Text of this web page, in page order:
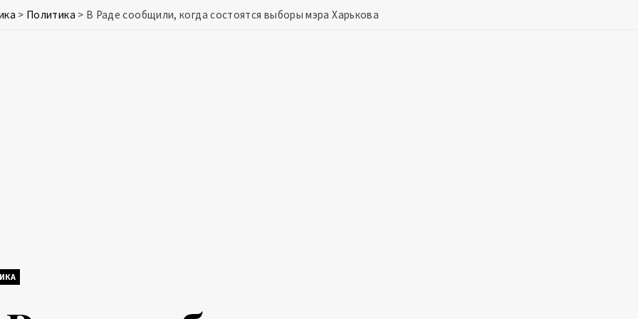
> Политика > В Раде сообщили, когда состоятся выборы мэра Харькова